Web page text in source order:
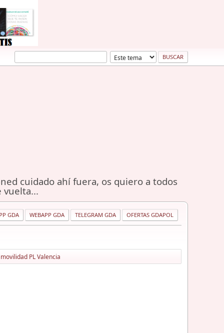
cuidado ahí fuera, os quiero a todos
vuelta...
GDA WEBAPP GDA TELEGRAM GDA OFERTAS GDAPOL
PL Valencia